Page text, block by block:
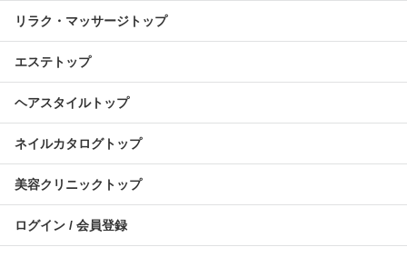
リラク・マッサージトップ
エステトップ
ヘアスタイルトップ
ネイルカタログトップ
美容クリニックトップ
ログイン / 会員登録